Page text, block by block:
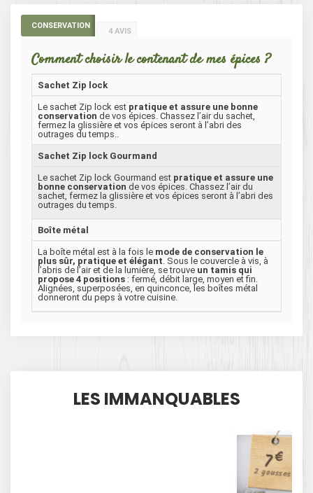
CONSERVATION
4 AVIS
Comment choisir le contenant de mes épices ?
Sachet Zip lock
Le sachet Zip lock est pratique et assure une bonne
conservation de vos épices. Chassez l’air du sachet,
fermez la glissière et vos épices seront à l’abri des
outrages du temps..
Sachet Zip lock Gourmand
Le sachet Zip lock Gourmand est pratique et assure une
bonne conservation de vos épices. Chassez l’air du
sachet, fermez la glissière et vos épices seront à l’abri des
outrages du temps.
Boîte métal
La boîte métal est à la fois le mode de conservation le
plus sûr, pratique et élégant. Sous le couvercle à vis, à
l’abris de l’air et de la lumière, se trouve un tamis qui
propose 4 positions : fermé, débit large, moyen et fin.
Alignées, superposées, en quinconce, les boîtes métal
donneront du peps à votre cuisine.
LES IMMANQUABLES
7€
2 gousses